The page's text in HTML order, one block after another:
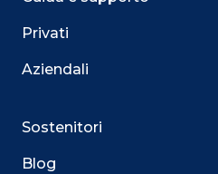
Privati
Aziendali
Sostenitori
Blog